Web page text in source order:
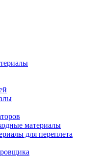
материалы
для переплета